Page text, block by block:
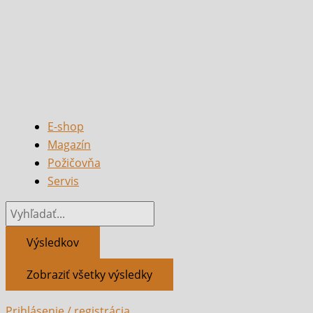
E-shop
Magazín
Požičovňa
Servis
Výsledkov
Zobraziť všetky výsledky